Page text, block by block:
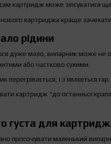
картридж може зіпсуватися ще
нового картриджа краще
рідини
дуже мало, випарник може не
або частково сухими.
перегрівається, і
картридж “до останньої
густа для
просочувати маленький